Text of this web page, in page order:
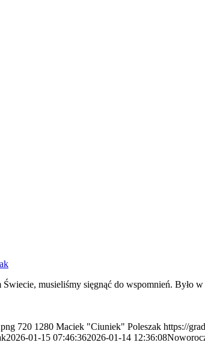
musieliśmy sięgnąć do wspomnień. Było
720 1280 Maciek "Ciuniek" Poleszak https://
2026-01-15 07:46:362026-01-14 12:36:08